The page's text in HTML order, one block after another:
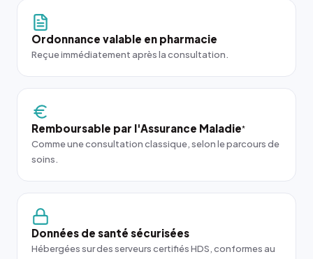
Ordonnance valable en pharmacie
Reçue immédiatement après la consultation.
Remboursable par l'Assurance Maladie*
Comme une consultation classique, selon le parcours de
soins.
Données de santé sécurisées
Hébergées sur des serveurs certifiés HDS, conformes au